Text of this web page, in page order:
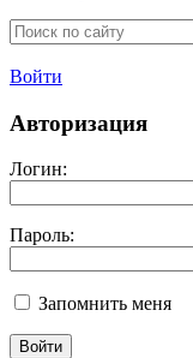
Войти
Авторизация
Логин:
Пароль:
Запомнить меня